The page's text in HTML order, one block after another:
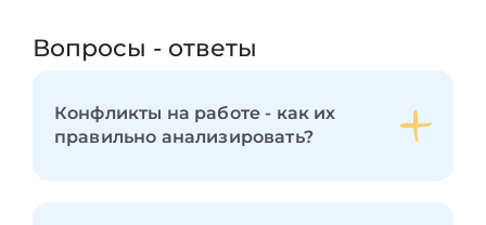
Вопросы - ответы
Конфликты на работе - как их
правильно анализировать?